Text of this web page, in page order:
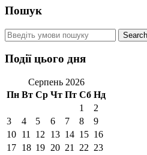
Пошук
Події цього дня
Серпень 2026
Пн Вт Ср Чт Пт Сб Нд
1
2
3
4 5 6 7 8
9
10 11 12 13 14 15 16
17 18 19 20 21 22 23